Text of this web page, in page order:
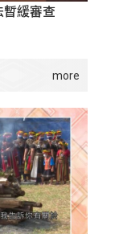
緩審查